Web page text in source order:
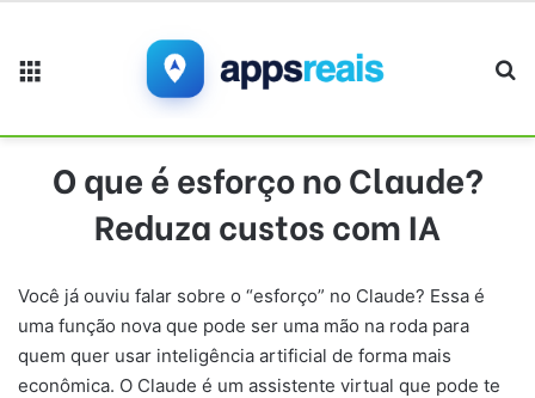
O que é esforço no Claude?
Reduza custos com IA
Você já ouviu falar sobre o “esforço” no Claude? Essa é
uma função nova que pode ser uma mão na roda para
quem quer usar inteligência artificial de forma mais
econômica. O Claude é um assistente virtual que pode te